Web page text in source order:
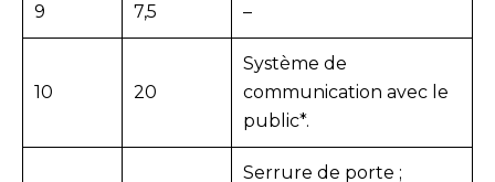
9 7,5 –
10 20
Système de
communication avec le
public*.
Serrure de porte ;